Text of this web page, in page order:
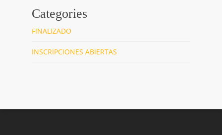
Categories
FINALIZADO
INSCRIPCIONES ABIERTAS